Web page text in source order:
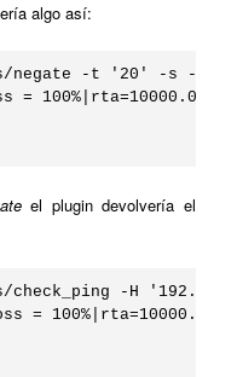
algo así:
-t '20' -s -c
=
el plugin devolvería el
-H
=